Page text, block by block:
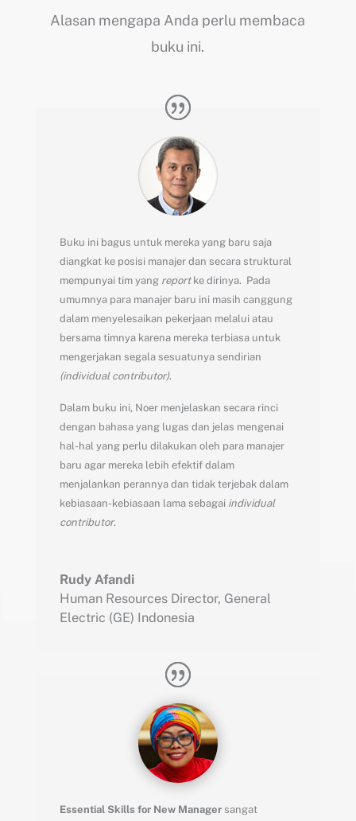
Alasan mengapa Anda perlu membaca
buku ini.
Buku ini bagus untuk mereka yang baru saja
diangkat ke posisi manajer dan secara struktural
mempunyai tim yang reportke dirinya. Pada
umumnya para manajer baru ini masih canggung
dalam menyelesaikan pekerjaan melalui atau
bersama timnya karena mereka terbiasa untuk
mengerjakan segala sesuatunya sendirian
(individual contributor).
Dalam buku ini, Noer menjelaskan secara rinci
dengan bahasa yang lugas dan jelas mengenai
hal-hal yang perlu dilakukan oleh para manajer
baru agar mereka lebih efektif dalam
menjalankan perannya dan tidak terjebak dalam
kebiasaan-kebiasaan lama sebagai individual
contributor.
Rudy Afandi
Human Resources Director, General
Electric (GE) Indonesia
Essential Skills for New Managersangat